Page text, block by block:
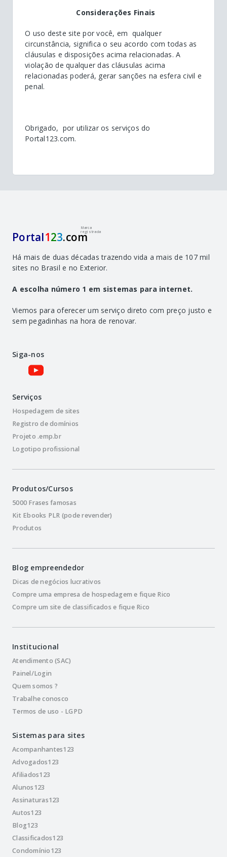
Considerações Finais
O uso deste site por você, em qualquer
circunstância, significa o seu acordo com todas as
cláusulas e disposições acima relacionadas. A
violação de qualquer das cláusulas acima
relacionadas poderá, gerar sanções na esfera civil e
penal.
Obrigado, por utilizar os serviços do
Portal123.com.
Portal123.com
Marca
registrada
Há mais de duas décadas trazendo vida a mais de 107 mil
sites no Brasil e no Exterior.
A escolha número 1 em sistemas para internet.
Viemos para oferecer um serviço direto com preço justo e
sem pegadinhas na hora de renovar.
Siga-nos
Serviços
Hospedagem de sites
Registro de domínios
Projeto .emp.br
Logotipo profissional
Produtos/Cursos
5000 Frases famosas
Kit Ebooks PLR (pode revender)
Produtos
Blog empreendedor
Dicas de negócios lucrativos
Compre uma empresa de hospedagem e fique Rico
Compre um site de classificados e fique Rico
Institucional
Atendimento (SAC)
Painel/Login
Quem somos ?
Trabalhe conosco
Termos de uso - LGPD
Sistemas para sites
Acompanhantes123
Advogados123
Afiliados123
Alunos123
Assinaturas123
Autos123
Blog123
Classificados123
Condomínio123